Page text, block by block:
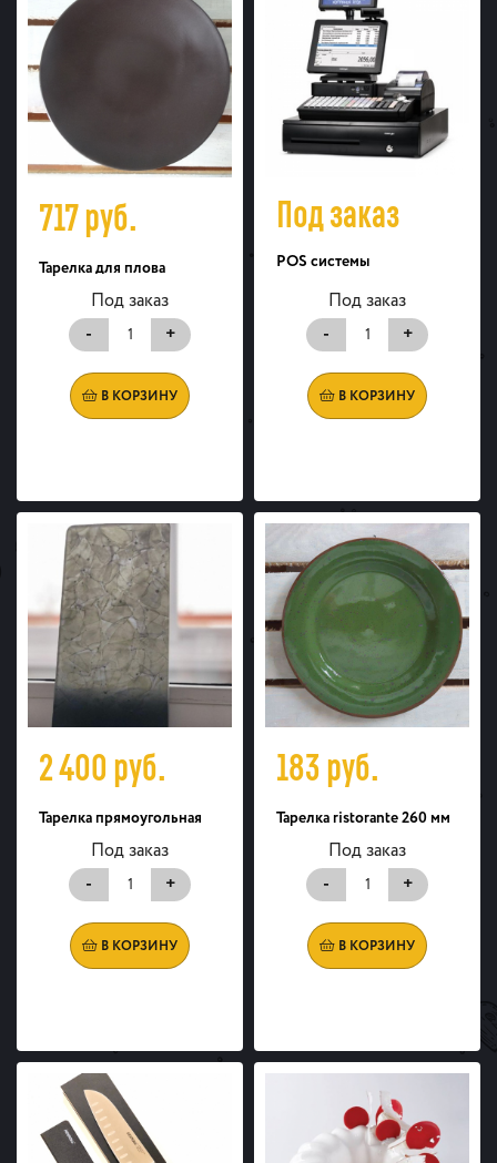
717руб.
Тарелка для плова
Под заказ
-
+
В КОРЗИНУ
Под заказ
POS системы
Под заказ
-
+
В КОРЗИНУ
2 400руб.
Тарелка прямоугольная
Под заказ
-
+
В КОРЗИНУ
183руб.
Тарелка ristorante 260 мм
Под заказ
-
+
В КОРЗИНУ